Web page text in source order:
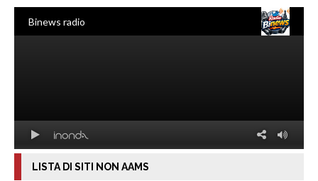
LISTA DI SITI NON AAMS